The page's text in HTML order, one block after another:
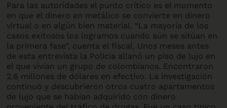
Para las autoridades el punto crítico es el momento
en que el dinero en metálico se convierte en dinero
virtual o en algún bien material. “La mayoría de los
casos exitosos los logramos cuando aún se sitúan en
la primera fase”, cuenta el fiscal. Unos meses antes
de esta entrevista la Policía allanó un piso de lujo en
el que vivían un grupo de colombianos. Encontraron
2.6 millones de dólares en efectivo. La investigación
continuó y descubrieron otros cuatro apartamentos
de lujo que se habían adquirido con dinero